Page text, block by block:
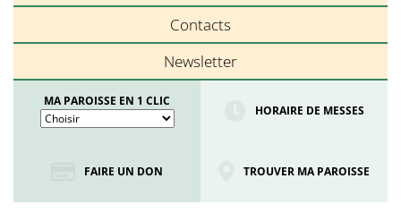
Contacts
Newsletter
MA PAROISSE EN 1 CLIC
HORAIRE DE MESSES
FAIRE UN DON TROUVER MA PAROISSE